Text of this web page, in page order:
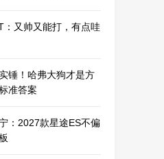
：又帅又能打，有点哇
锤！哈弗大狗才是方
准答案
：2027款星途ES不偏